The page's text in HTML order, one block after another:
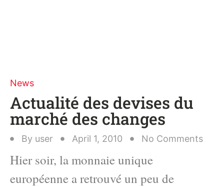
News
Actualité des devises du
marché des changes
By user April 1, 2010 No Comments
Hier soir, la monnaie unique
européenne a retrouvé un peu de